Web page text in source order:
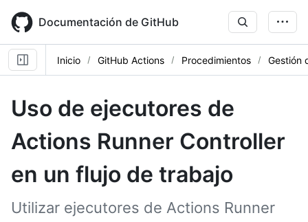
main
content
Documentación de GitHub
Inicio GitHub Actions Procedimientos Gestión
Uso de ejecutores de
Actions Runner Controller
en un flujo de trabajo
Utilizar ejecutores de Actions Runner